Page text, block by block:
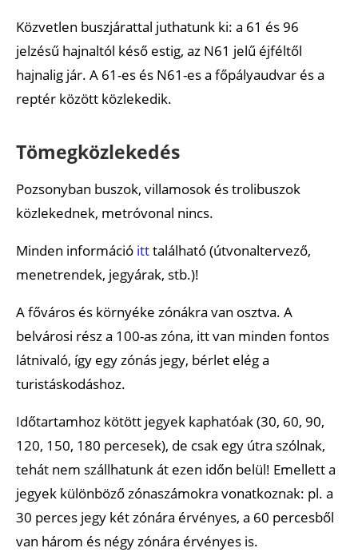
Közvetlen buszjárattal juthatunk ki: a 61 és 96
jelzésű hajnaltól késő estig, az N61 jelű éjféltől
hajnalig jár. A 61-es és N61-es a főpályaudvar és a
reptér között közlekedik.
Tömegközlekedés
Pozsonyban buszok, villamosok és trolibuszok
közlekednek, metróvonal nincs.
Minden információ itttalálható (útvonaltervező,
menetrendek, jegyárak, stb.)!
A főváros és környéke zónákra van osztva. A
belvárosi rész a 100-as zóna, itt van minden fontos
látnivaló, így egy zónás jegy, bérlet elég a
turistáskodáshoz.
Időtartamhoz kötött jegyek kaphatóak (30, 60, 90,
120, 150, 180 percesek), de csak egy útra szólnak,
tehát nem szállhatunk át ezen időn belül! Emellett a
jegyek különböző zónaszámokra vonatkoznak: pl. a
30 perces jegy két zónára érvényes, a 60 percesből
van három és négy zónára érvényes is.